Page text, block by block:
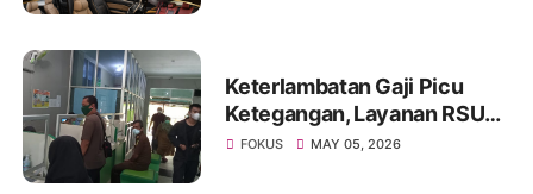
Keterlambatan Gaji Picu
Ketegangan, Layanan RSUD
Kolonel Abundjani Bangko
FOKUS MAY 05, 2026